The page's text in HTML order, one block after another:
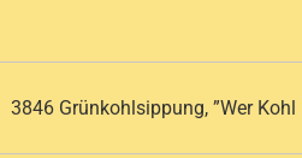
3846 Grünkohlsippung, ”Wer